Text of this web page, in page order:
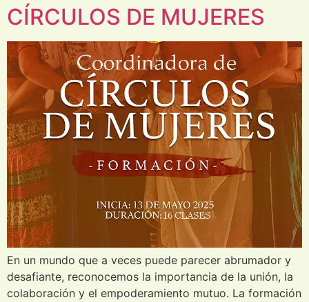
CÍRCULOS DE MUJERES
En un mundo que a veces puede parecer abrumador y
desafiante, reconocemos la importancia de la unión, la
colaboración y el empoderamiento mutuo. La formación